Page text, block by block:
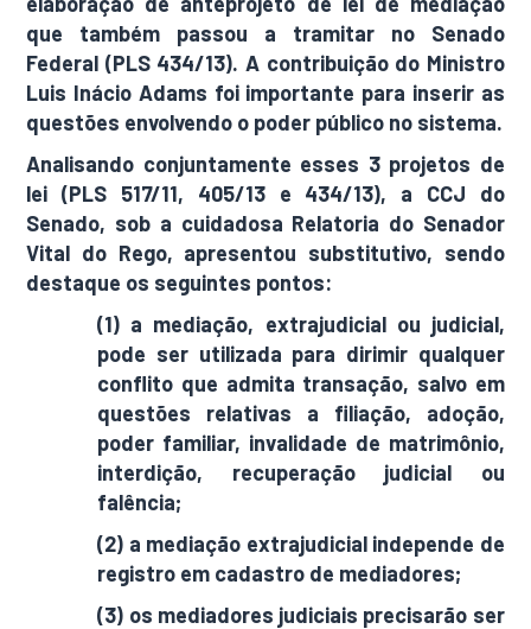
que também passou a tramitar no Senado
Federal (PLS 434/13). A contribuição do Ministro
Luis Inácio Adams foi importante para inserir as
questões envolvendo o poder público no sistema.
Analisando conjuntamente esses 3 projetos de
lei (PLS 517/11, 405/13 e 434/13), a CCJ do
Senado, sob a cuidadosa Relatoria do Senador
Vital do Rego, apresentou substitutivo, sendo
destaque os seguintes pontos:
(1) a mediação, extrajudicial ou judicial,
pode ser utilizada para dirimir qualquer
conflito que admita transação, salvo em
questões relativas a filiação, adoção,
poder familiar, invalidade de matrimônio,
interdição, recuperação judicial ou
falência;
(2) a mediação extrajudicial independe de
registro em cadastro de mediadores;
(3) os mediadores judiciais precisarão ser